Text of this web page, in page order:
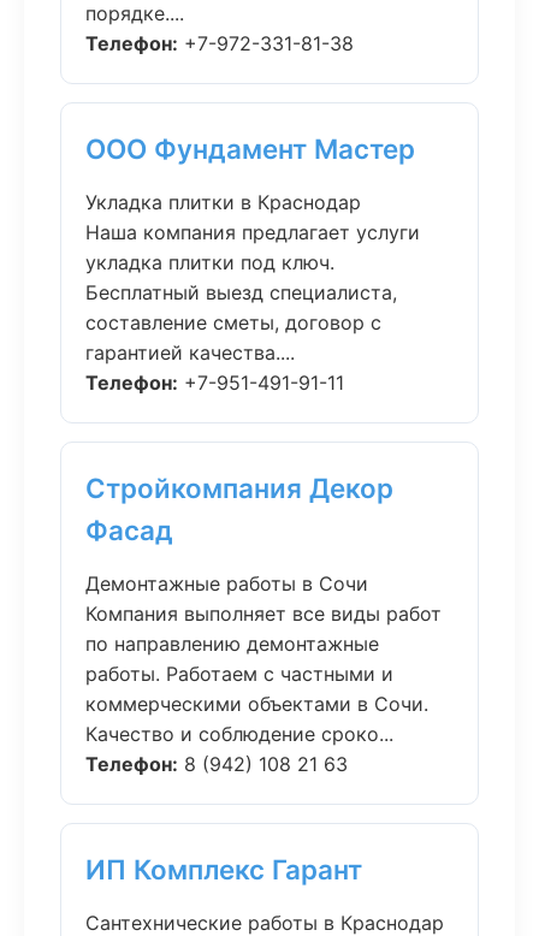
порядке....
Телефон: +7-972-331-81-38
ООО Фундамент Мастер
Укладка плитки в Краснодар
Наша компания предлагает услуги
укладка плитки под ключ.
Бесплатный выезд специалиста,
составление сметы, договор с
гарантией качества....
Телефон: +7-951-491-91-11
Стройкомпания Декор
Фасад
Демонтажные работы в Сочи
Компания выполняет все виды работ
по направлению демонтажные
работы. Работаем с частными и
коммерческими объектами в Сочи.
Качество и соблюдение сроко...
Телефон: 8 (942) 108 21 63
ИП Комплекс Гарант
Сантехнические работы в Краснодар